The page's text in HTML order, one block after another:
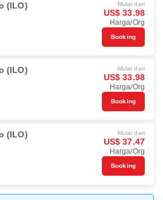
(ILO) Mulai dari
US$ 33.98
Harga/Org
Booking
(ILO) Mulai dari
US$ 33.98
Harga/Org
Booking
(ILO) Mulai dari
US$ 37.47
Harga/Org
Booking